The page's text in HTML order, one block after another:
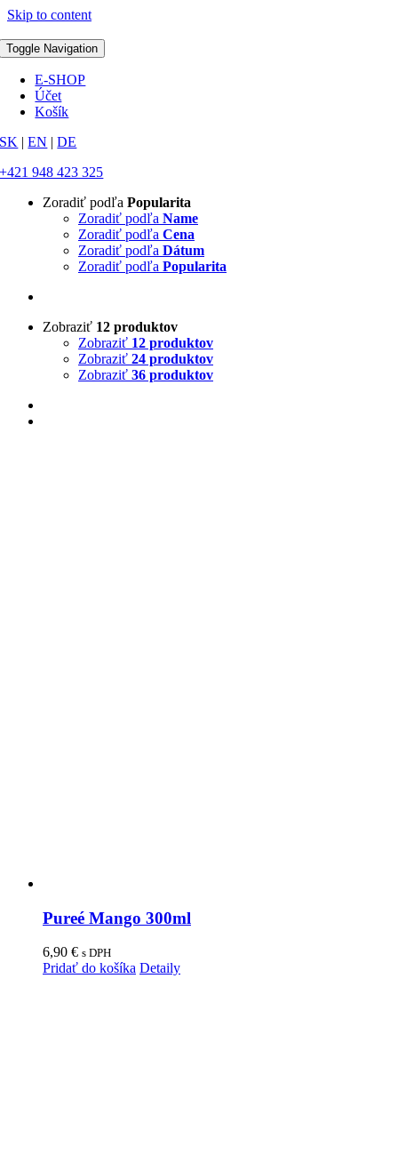
Skip to content
Toggle Navigation
E-SHOP
Účet
Košík
SK |EN |DE
+421 948 423 325
Zoradiť podľa Popularita
Zoradiť podľa Name
Zoradiť podľa Cena
Zoradiť podľa Dátum
Zoradiť podľa Popularita
Zobraziť 12 produktov
Zobraziť 12 produktov
Zobraziť 24 produktov
Zobraziť 36 produktov
Pureé Mango 300ml
6,90 € s DPH
Pridať do košíka Detaily